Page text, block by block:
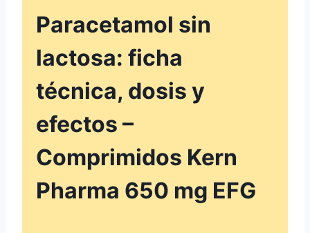
Paracetamol sin
lactosa: ficha
técnica, dosis y
efectos –
Comprimidos Kern
Pharma 650 mg EFG